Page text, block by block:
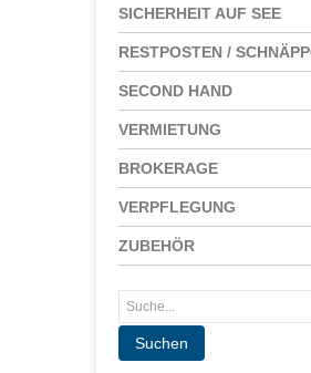
SICHERHEIT AUF SEE
RESTPOSTEN /
SECOND HAND
VERMIETUNG
BROKERAGE
VERPFLEGUNG
ZUBEHÖR